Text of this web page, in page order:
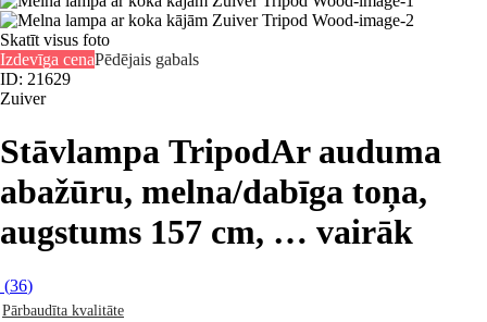
Skatīt visus foto
Izdevīga cenaPēdējais gabals
ID: 21629
Zuiver
Stāvlampa TripodAr auduma
abažūru, melna/dabīga toņa,
augstums 157 cm, … vairāk
(36)
Pārbaudīta kvalitāte